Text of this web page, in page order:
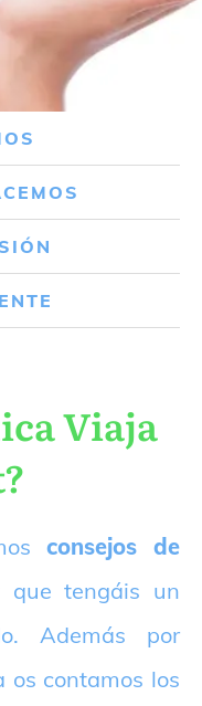
Viaja
consejos de
que tengáis un
Además por
os contamos los